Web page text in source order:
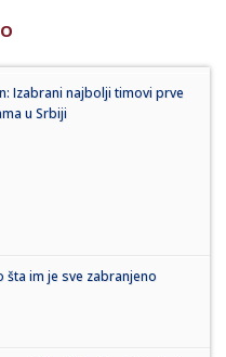
Izabrani najbolji timovi prve
u Srbiji
šta im je sve zabranjeno